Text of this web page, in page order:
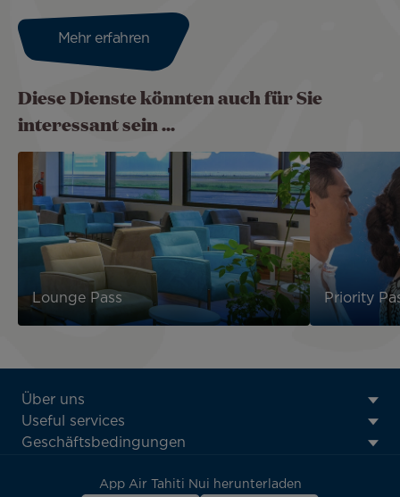
Mehr erfahren
Diese Dienste könnten auch für Sie
interessant sein ...
Lounge Pass Priority
ATN:
Footer
menu
Über uns
Useful services
Geschäftsbedingungen
App Air Tahiti Nui herunterladen